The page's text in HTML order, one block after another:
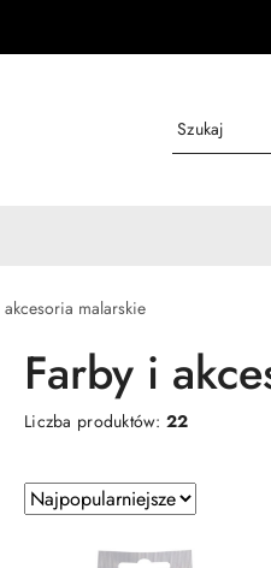
akcesoria malarskie
Farby i
Liczba produktów:22
Zastosowano
sortowanie:
Najpopularniejsze.
Sortuj
według